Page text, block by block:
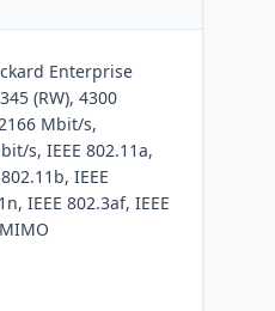
Enterprise
(RW), 4300
Mbit/s,
s, IEEE 802.11a,
IEEE
IEEE 802.3af, IEEE